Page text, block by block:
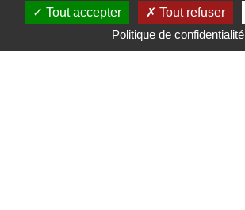
Tout accepter
Tout refuser
Politique de confidentialité